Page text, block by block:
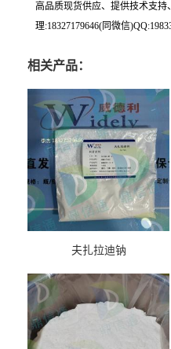
高品质现货供应、提供技术支
理:18327179646(同微信
相关产品：
夫扎拉迪钠